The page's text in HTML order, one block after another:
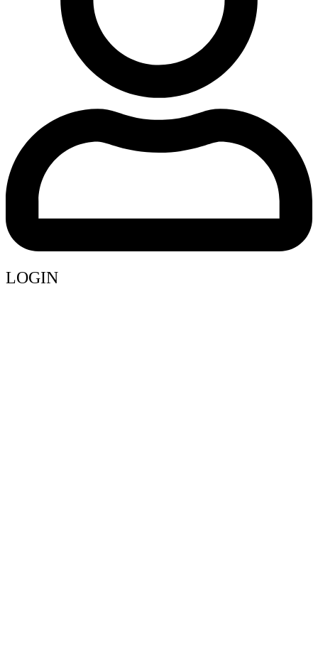
LOGIN